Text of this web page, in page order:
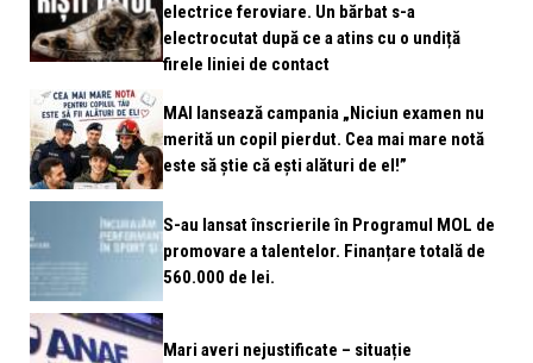
electrice feroviare. Un bărbat s-a
electrocutat după ce a atins cu o undiță
firele liniei de contact
MAI lansează campania „Niciun examen nu
merită un copil pierdut. Cea mai mare notă
este să știe că ești alături de el!”
S-au lansat înscrierile în Programul MOL de
promovare a talentelor. Finanțare totală de
560.000 de lei.
Mari averi nejustificate – situație